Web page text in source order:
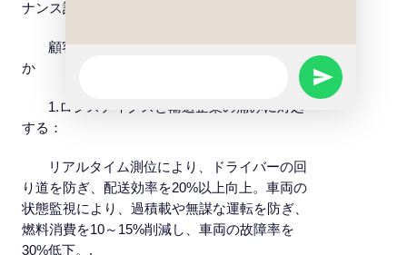
ナンス記録を作成することができます。.
顧客にとってどのような問題が解決された
か
1.ロジスティクスと輸送企業の痛みに対処
する：
リアルタイム測位により、ドライバーの回
り道を防ぎ、配送効率を20%以上向上。車両の
状態監視により、過積載や無謀な運転を防ぎ、
燃料消費を10～15%削減し、車両の故障率を
30%低下。.
SEND